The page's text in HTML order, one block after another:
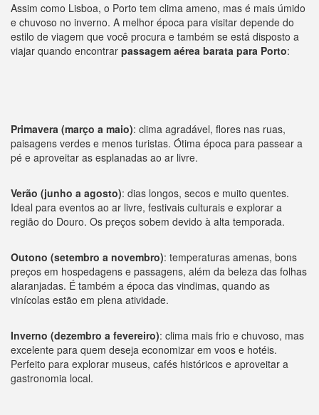
Assim como Lisboa, o Porto tem clima ameno, mas é mais úmido
e chuvoso no inverno. A melhor época para visitar depende do
estilo de viagem que você procura e também se está disposto a
viajar quando encontrar passagem aérea barata para Porto:
Primavera (março a maio): clima agradável, flores nas ruas,
paisagens verdes e menos turistas. Ótima época para passear a
pé e aproveitar as esplanadas ao ar livre.
Verão (junho a agosto): dias longos, secos e muito quentes.
Ideal para eventos ao ar livre, festivais culturais e explorar a
região do Douro. Os preços sobem devido à alta temporada.
Outono (setembro a novembro): temperaturas amenas, bons
preços em hospedagens e passagens, além da beleza das folhas
alaranjadas. É também a época das vindimas, quando as
vinícolas estão em plena atividade.
Inverno (dezembro a fevereiro): clima mais frio e chuvoso, mas
excelente para quem deseja economizar em voos e hotéis.
Perfeito para explorar museus, cafés históricos e aproveitar a
gastronomia local.